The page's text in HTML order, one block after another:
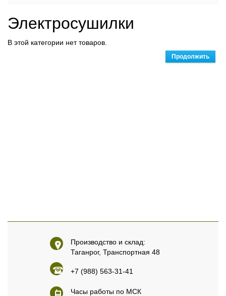
Электросушилки
В этой категории нет товаров.
Продолжить
Производство и склад:
Таганрог, Транспортная 48
+7 (988) 563-31-41
Часы работы по МСК